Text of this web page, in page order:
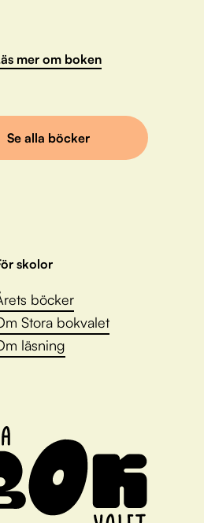
mer om boken
Se alla böcker
skolor
böcker
Stora bokvalet
läsning